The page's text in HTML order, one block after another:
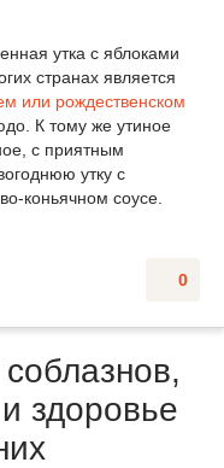
утка с яблоками
странах является
или рождественском
К тому же утиное
с приятным
утку с
коньячном соусе.
0
здоровье